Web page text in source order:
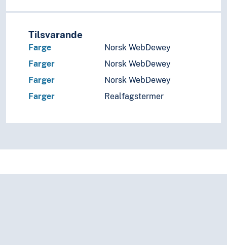
Tilsvarande
Farge
Norsk WebDewey
Farger
Norsk WebDewey
Farger
Norsk WebDewey
Farger
Realfagstermer